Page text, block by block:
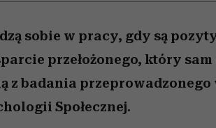
sobie w pracy, gdy są
przełożonego, który
z badania
Społecznej.